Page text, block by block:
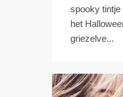
spooky tintje
het
griezelve...